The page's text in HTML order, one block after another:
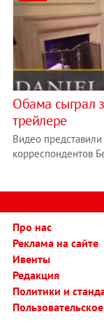
Обама сыграл
трейлере
Видео
корреспондентов
Про нас
Реклама на сайте
Ивенты
Редакция
Политики и